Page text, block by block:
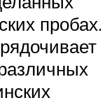
пробах.